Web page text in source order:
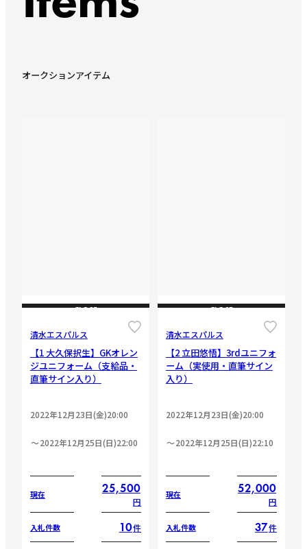
オークションアイテム
CLOSE
清水エスパルス
【1 大久保択生】GKオレン
ジユニフォーム（支給品・
直筆サイン入り）
2022年12月23日(金)20:00
2022年12月25日(日)22:00
現在 25,500
円
入札件数 10件
CLOSE
清水エスパルス
【2 立田悠悟】3rdユニフォ
ーム（実使用・直筆サイン
入り）
2022年12月23日(金)20:00
2022年12月25日(日)22:10
現在 52,000
円
入札件数 37件